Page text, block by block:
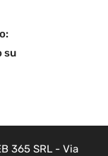
su
365 SRL - Via